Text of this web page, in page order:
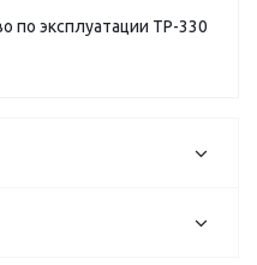
по эксплуатации ТР-330